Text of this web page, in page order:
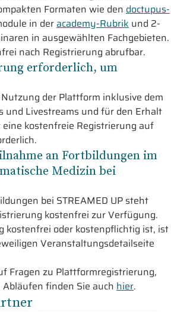
Formaten wie den doctupus-
in deracademy-Rubrik und 2-
in ausgewählten Fachgebieten.
nach Registrierung abrufbar.
erforderlich, um
der Plattform inklusive dem
und Livestreams und für den Erhalt
kostenfreie Registrierung auf
an Fortbildungen im
Medizin bei
bei STREAMED UP steht
kostenfrei zur Verfügung.
kostenfrei oder kostenpflichtig ist, ist
Veranstaltungsdetailseite
Fragen zu Plattformregistrierung,
finden Sie auch hier.